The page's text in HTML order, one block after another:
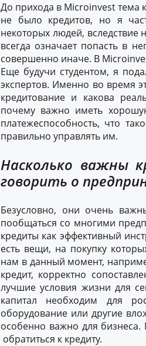
До прихода в Microinvest тема
не было кредитов, но я
некоторых людей, вследствие
всегда означает попасть в
совершенно иначе. В
Еще будучи студентом, я
экспертов. Именно во время
кредитование и какова
почему важно иметь
платежеспособность, что
правильно управлять им.
Насколько важны
говорить о
Безусловно, они очень
пообщаться со многими
кредиты как эффективный
есть вещи, на покупку
нам в данный момент,
кредит, корректно
лучшие условия жизни для
капитал необходим для
оборудование или другие
особенно важно для
обратиться к кредиту.